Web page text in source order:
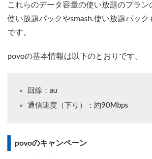
これらのデータ容量の使い放題のプラン
使い放題パックやsmash.使い放題パッ
です。
povoの基本情報は以下のとおりです。
回線：au
通信速度（下り）：約90Mbps
povoのキャンペーン